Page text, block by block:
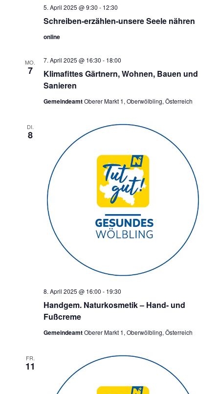
Schreiben-erzählen-unsere Seele nähren
5. April 2025 @ 9:30 - 12:30
online
MO.
7
Klimafittes Gärtnern, Wohnen, Bauen und
Sanieren
7. April 2025 @ 16:30 - 18:00
GemeindeamtOberer Markt 1, Oberwölbling, Österreich
DI.
8
Handgem. Naturkosmetik – Hand- und
Fußcreme
8. April 2025 @ 16:00 - 19:30
GemeindeamtOberer Markt 1, Oberwölbling, Österreich
FR.
11